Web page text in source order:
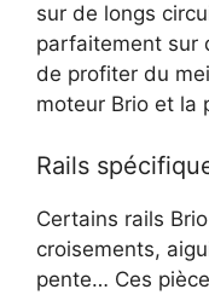
sur de longs
parfaitement sur
de profiter du
moteur Brio et la
Rails
Certains rails
croisements,
pente… Ces